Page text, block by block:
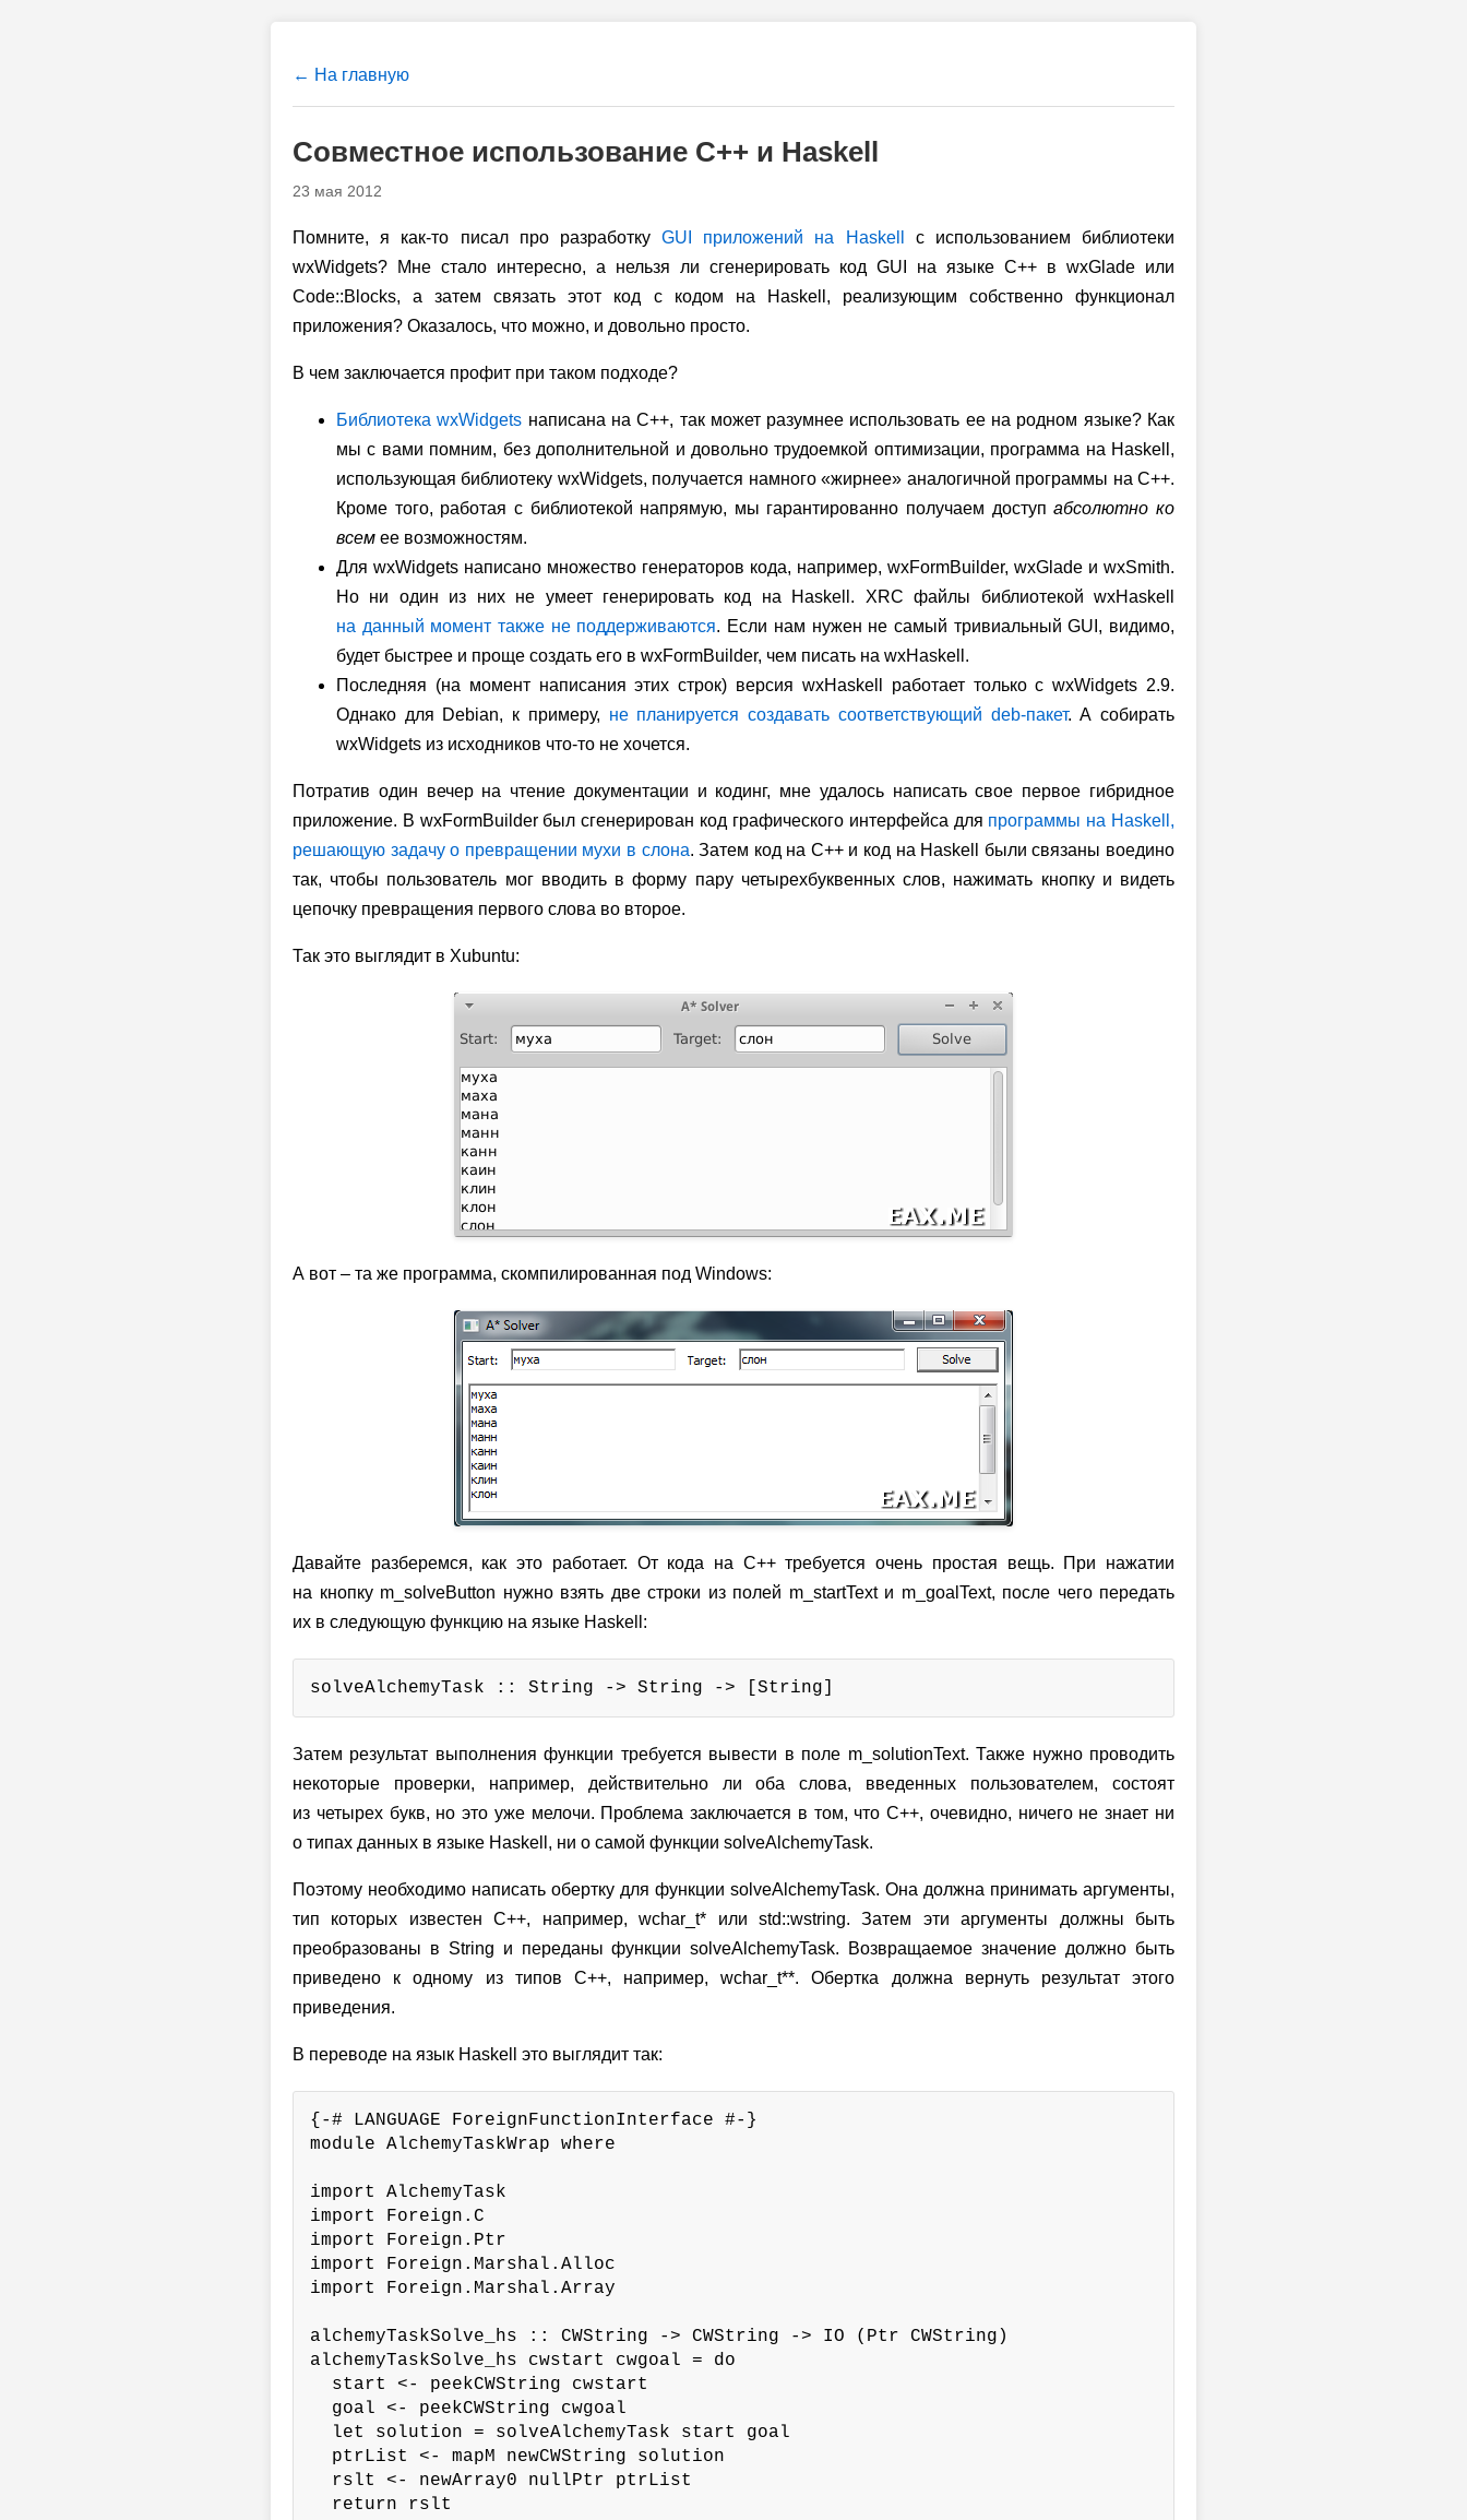
← На главную
Совместное использование C++ и Haskell
23 мая 2012
Помните, я как-то писал про разработку GUI приложений на Haskell
с использованием библиотеки
wxWidgets? Мне стало интересно, а нельзя ли сгенерировать код GUI на языке C++ в wxGlade или
Code::Blocks, а затем связать этот код с кодом на Haskell, реализующим собственно функционал
приложения? Оказалось, что можно, и довольно просто.
В чем заключается профит при таком подходе?
Библиотека wxWidgets написана на C++, так может разумнее использовать ее на родном языке? Как
мы с вами помним, без дополнительной и довольно трудоемкой оптимизации, программа на Haskell,
использующая библиотеку wxWidgets, получается намного «жирнее» аналогичной программы на С++.
Кроме того, работая с библиотекой напрямую, мы гарантированно получаем доступабсолютно ко
всем ее возможностям.
Для wxWidgets написано множество генераторов кода, например, wxFormBuilder, wxGlade и wxSmith.
Но ни один из них не умеет генерировать код на Haskell. XRC файлы библиотекой wxHaskell
на данный момент также не поддерживаются. Если нам нужен не самый тривиальный GUI, видимо,
будет быстрее и проще создать его в wxFormBuilder, чем писать на wxHaskell.
Последняя (на момент написания этих строк) версия wxHaskell работает только с wxWidgets 2.9.
Однако для Debian, к примеру, не планируется создавать соответствующий deb-пакет. А собирать
wxWidgets из исходников что-то не хочется.
Потратив один вечер на чтение документации и кодинг, мне удалось написать свое первое гибридное
приложение. В wxFormBuilder был сгенерирован код графического интерфейса для программы на Haskell,
решающую задачу о превращении мухи в слона. Затем код на C++ и код на Haskell были связаны воедино
так, чтобы пользователь мог вводить в форму пару четырехбуквенных слов, нажимать кнопку и видеть
цепочку превращения первого слова во второе.
Так это выглядит в Xubuntu:
А вот – та же программа, скомпилированная под Windows:
Давайте разберемся, как это работает. От кода на C++ требуется очень простая вещь. При нажатии
на кнопку m_solveButton нужно взять две строки из полей m_startText и m_goalText, после чего передать
их в следующую функцию на языке Haskell:
solveAlchemyTask :: String -> String -> [String]
Затем результат выполнения функции требуется вывести в поле m_solutionText. Также нужно проводить
некоторые проверки, например, действительно ли оба слова, введенных пользователем, состоят
из четырех букв, но это уже мелочи. Проблема заключается в том, что C++, очевидно, ничего не знает ни
о типах данных в языке Haskell, ни о самой функции solveAlchemyTask.
Поэтому необходимо написать обертку для функции solveAlchemyTask. Она должна принимать аргументы,
тип которых известен C++, например,wchar_t* или std::wstring. Затем эти аргументы должны быть
преобразованы в String и переданы функции solveAlchemyTask. Возвращаемое значение должно быть
приведено к одному из типов C++, например,wchar_t**. Обертка должна вернуть результат этого
приведения.
В переводе на язык Haskell это выглядит так:
{-# LANGUAGE ForeignFunctionInterface #-}
module AlchemyTaskWrap where
import AlchemyTask
import Foreign.C
import Foreign.Ptr
import Foreign.Marshal.Alloc
import Foreign.Marshal.Array
alchemyTaskSolve_hs :: CWString -> CWString -> IO (Ptr CWString)
alchemyTaskSolve_hs cwstart cwgoal = do
  start <- peekCWString cwstart
  goal <- peekCWString cwgoal
  let solution = solveAlchemyTask start goal
  ptrList <- mapM newCWString solution
  rslt <- newArray0 nullPtr ptrList
  return rslt